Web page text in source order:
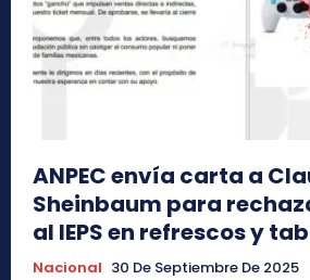
ANPEC envía carta a
Sheinbaum para
al IEPS en refrescos y
Nacional 30 De Septiembre De 2025